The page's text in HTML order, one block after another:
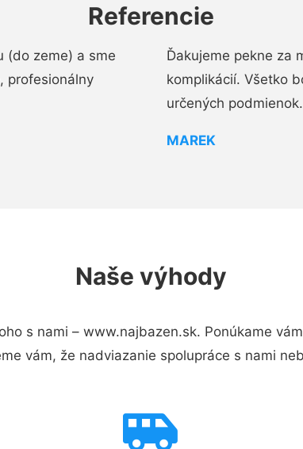
Referencie
(do zeme) a sme
profesionálny
Ďakujeme pekne za
komplikácií. Všetko
určených
MAREK
Naše výhody
s nami – www.najbazen.sk. Ponúkame
vám, že nadviazanie spolupráce s nami